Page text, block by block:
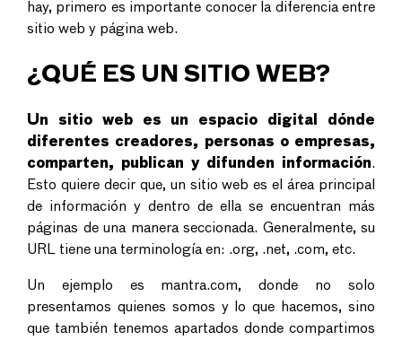
hay, primero es importante conocer la diferencia entre
sitio web y página web.
¿QUÉ ES UN SITIO WEB?
Un sitio web es un espacio digital dónde
diferentes creadores, personas o empresas,
comparten, publican y difunden información.
Esto quiere decir que, un sitio web es el área principal
de información y dentro de ella se encuentran más
páginas de una manera seccionada. Generalmente, su
URL tiene una terminología en: .org, .net, .com, etc.
Un ejemplo es mantra.com, donde no solo
presentamos quienes somos y lo que hacemos, sino
que también tenemos apartados donde compartimos